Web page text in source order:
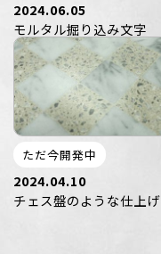
2024.06.05
モルタル掘り込み文字
ただ今開発中
2024.04.10
チェス盤のような仕上げ